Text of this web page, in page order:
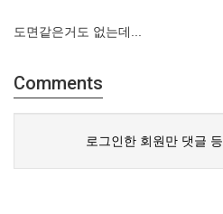
도면같은거도 없는데...
Comments
로그인한 회원만 댓글